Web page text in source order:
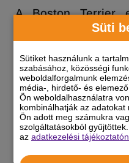
Süti
Sütiket használunk a
szabásához, közösségi
weboldalforgalmunk
média-, hirdető- és
Ön weboldalhasználatra
kombinálhatják az
Ön adott meg számukra
szolgáltatásokból
azadatkezelési
A Boston Terrier
barátságos,
rendelkező kutya.
Tudj meg róla
CANE